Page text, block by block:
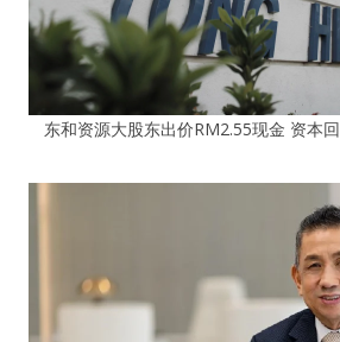
东和资源大股东出价RM2.55现金 资本